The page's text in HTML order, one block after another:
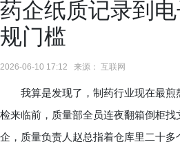
药企纸质记录到
规门槛
2026-06-10 17:12 来源： 互联网
我算是发现了，制药行业现在最煎
检来临前，质量部全员连夜翻箱倒柜
企，质量负责人赵总指着仓库里二十